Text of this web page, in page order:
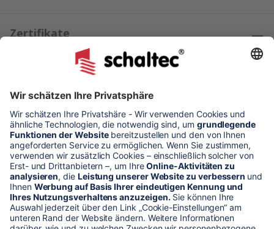
Zertifikate
Kundenmeinungen
* Alle Preise verstehen sich zzgl. Mehrwertsteuer und Versandkosten